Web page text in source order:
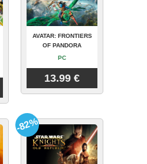
AVATAR: FRONTIERS
OF PANDORA
PC
13.99 €
-82%